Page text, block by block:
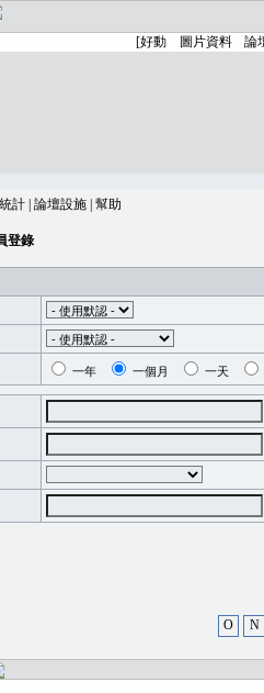
統計 論壇設施 幫助
登錄
一年 一個月 一天
O N